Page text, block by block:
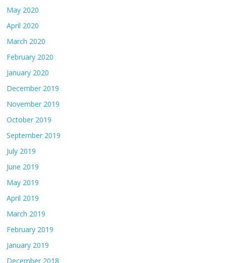
May 2020
April 2020
March 2020
February 2020
January 2020
December 2019
November 2019
October 2019
September 2019
July 2019
June 2019
May 2019
April 2019
March 2019
February 2019
January 2019
December 2018